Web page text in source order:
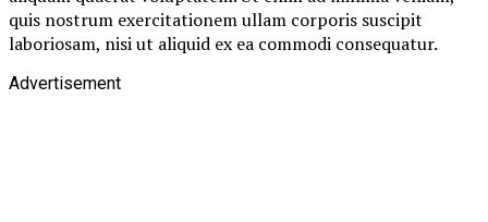
quis nostrum exercitationem ullam corporis suscipit
laboriosam, nisi ut aliquid ex ea commodi consequatur.
Advertisement